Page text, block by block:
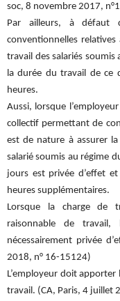
soc, 8 novembre 2017,
Par ailleurs, à défaut
conventionnelles
travail des salariés
la durée du travail de ce
heures.
Aussi, lorsque
collectif permettant de
est de nature à assurer
salarié soumis au régime
jours est privée d’effet
heures supplémentaires.
Lorsque la charge de
raisonnable de
nécessairement privée
2018, n° 16-15124)
L’employeur doit
travail. (CA, Paris, 4 juillet